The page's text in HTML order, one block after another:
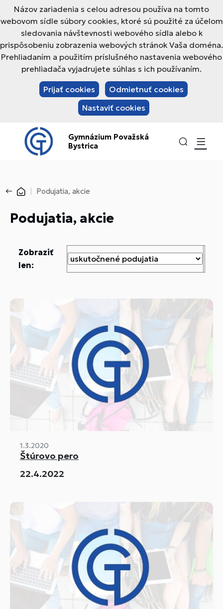
Názov zariadenia s celou adresou používa na tomto
webovom sídle súbory cookies, ktoré sú použité za účelom
sledovania návštevnosti webového sídla alebo k
prispôsobeniu zobrazenia webových stránok Vaša doména.
Prehliadaním a použitím príslušného nastavenia webového
prehliadača vyjadrujete súhlas s ich používaním.
Prijať cookies
Odmietnuť cookies
Nastaviť cookies
Gymnázium Považská
Bystrica
Podujatia, akcie
Podujatia, akcie
Zobraziť
len:
1.3.2020
Štúrovo pero
22.4.2022